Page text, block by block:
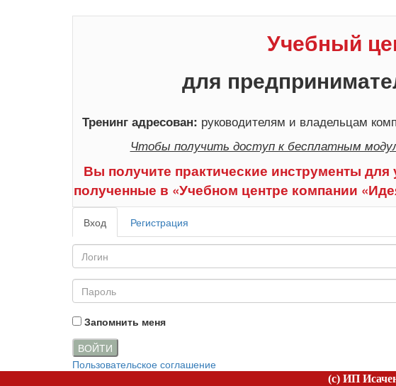
Учебный
для
Тренинг адресован: руководителям и владельцам
Чтобы получить доступ к бесплатным
Вы получите практические инструменты
полученные в «Учебном центре компании
Вход Регистрация
Запомнить меня
ВОЙТИ
Пользовательское соглашение
(c) ИП